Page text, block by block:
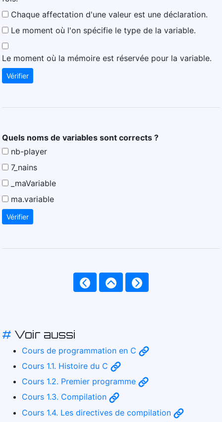
Chaque affectation d'une valeur est une déclaration.
Le moment où l'on spécifie le type de la variable.
Le moment où la mémoire est réservée pour la variable.
Vérifier
Quels noms de variables sont corrects ?
nb-player
7_nains
_maVariable
ma.variable
Vérifier
# Voir aussi
Cours de programmation en C
Cours 1.1. Histoire du C
Cours 1.2. Premier programme
Cours 1.3. Compilation
Cours 1.4. Les directives de compilation